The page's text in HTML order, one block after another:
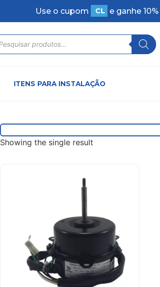
Use o cupom CLIM e ganhe
ITENS PARA INSTALAÇÃO
Showing the single result